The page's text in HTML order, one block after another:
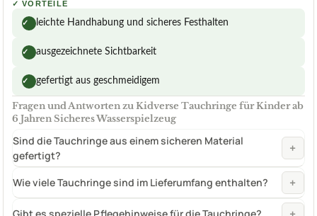
✓ VORTEILE
✓ leichte Handhabung und sicheres Festhalten
✓ ausgezeichnete Sichtbarkeit
✓ gefertigt aus geschmeidigem
Fragen und Antworten zu Kidverse Tauchringe für Kinder ab
6 Jahren Sicheres Wasserspielzeug
Sind die Tauchringe aus einem sicheren Material
gefertigt?
+
Wie viele Tauchringe sind im Lieferumfang enthalten? +